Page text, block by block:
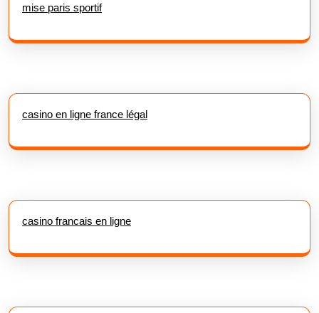
mise paris sportif
casino en ligne france légal
casino francais en ligne